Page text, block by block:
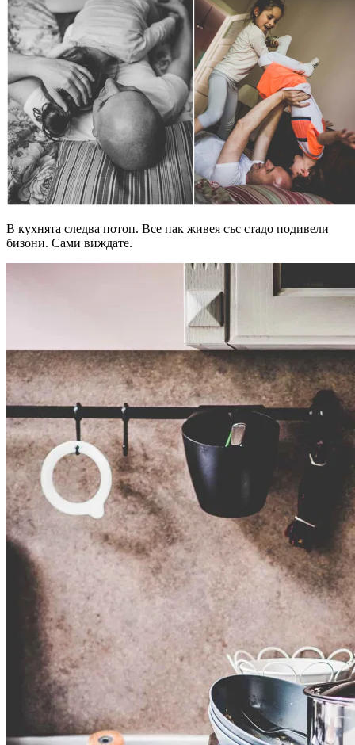
В кухнята следва потоп. Все пак живея със стадо подивели
бизони. Сами виждате.